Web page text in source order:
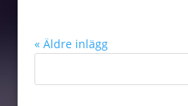
« Äldre inlägg